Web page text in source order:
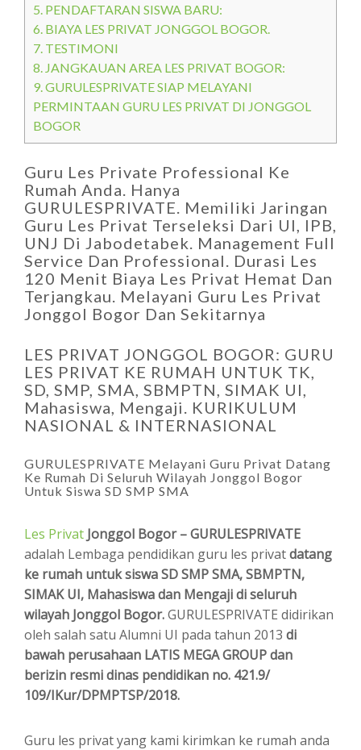
5. PENDAFTARAN SISWA BARU:
6. BIAYA LES PRIVAT JONGGOL BOGOR.
7. TESTIMONI
8. JANGKAUAN AREA LES PRIVAT BOGOR:
9. GURULESPRIVATE SIAP MELAYANI
PERMINTAAN GURU LES PRIVAT DI JONGGOL
BOGOR
Guru Les Private Professional Ke
Rumah Anda. Hanya
GURULESPRIVATE. Memiliki Jaringan
Guru Les Privat Terseleksi Dari UI, IPB,
UNJ Di Jabodetabek. Management Full
Service Dan Professional. Durasi Les
120 Menit Biaya Les Privat Hemat Dan
Terjangkau. Melayani Guru Les Privat
Jonggol Bogor Dan Sekitarnya
LES PRIVAT JONGGOL BOGOR: GURU
LES PRIVAT KE RUMAH UNTUK TK,
SD, SMP, SMA, SBMPTN, SIMAK UI,
Mahasiswa, Mengaji. KURIKULUM
NASIONAL & INTERNASIONAL
GURULESPRIVATE Melayani Guru Privat Datang
Ke Rumah Di Seluruh Wilayah Jonggol Bogor
Untuk Siswa SD SMP SMA
Les Privat Jonggol Bogor – GURULESPRIVATE
adalah Lembaga pendidikan guru les privatdatang
ke rumah untuk siswa SD SMP SMA, SBMPTN,
SIMAK UI, Mahasiswa dan Mengaji di seluruh
wilayah Jonggol Bogor.GURULESPRIVATE didirikan
oleh salah satu Alumni UI pada tahun 2013 di
bawah perusahaan LATIS MEGA GROUP dan
berizin resmi dinas pendidikan no. 421.9/
109/IKur/DPMPTSP/2018.
Guru les privat yang kami kirimkan ke rumah anda